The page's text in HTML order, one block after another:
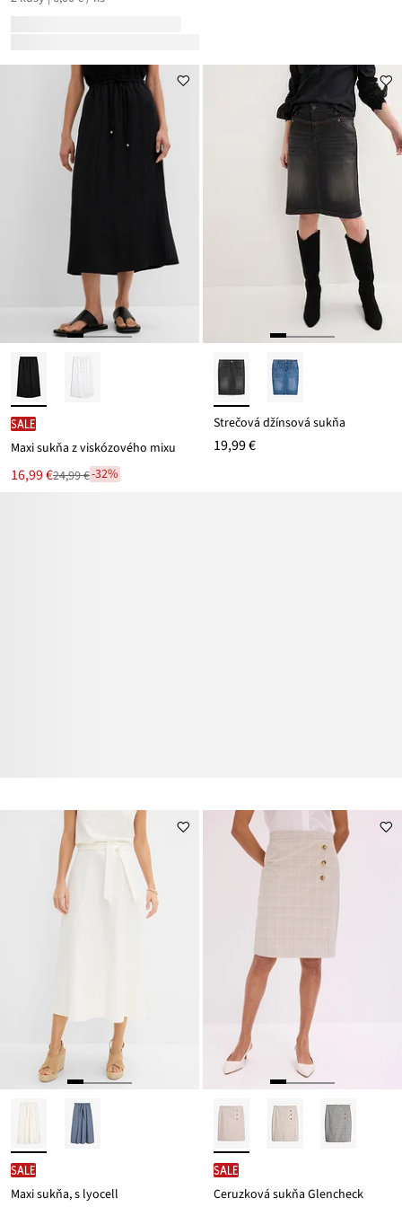
SALE
Maxi sukňa z viskózového mixu
Nová
cena
16,99 €
Zľava 24,99 €-32%
Strečová džínsová sukňa
19,99 €
SALE
Maxi sukňa, s lyocell
SALE
Ceruzková sukňa Glencheck